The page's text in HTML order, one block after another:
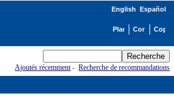
English Español
Ajoutés récemment-Recherche de recommandations